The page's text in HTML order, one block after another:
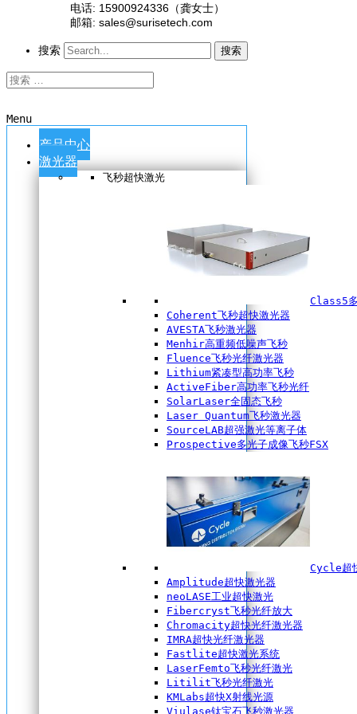
电话: 15900924336（龚女士）
邮箱: sales@surisetech.com
搜索 搜索
Menu
产品中心
激光器
飞秒超快激光
Class5多
Coherent飞秒超快激光器
AVESTA飞秒激光器
Menhir高重频低噪声飞秒
Fluence飞秒光纤激光器
Lithium紧凑型高功率飞秒
ActiveFiber高功率飞秒光纤
SolarLaser全固态飞秒
Laser Quantum飞秒激光器
SourceLAB超强激光等离子体
Prospective多光子成像飞秒FSX
Cycle超
Amplitude超快激光器
neoLASE工业超快激光
Fibercryst飞秒光纤放大
Chromacity超快光纤激光器
IMRA超快光纤激光器
Fastlite超快激光系统
LaserFemto飞秒光纤激光
Litilit飞秒光纤激光
KMLabs超快X射线光源
Viulase钛宝石飞秒激光器